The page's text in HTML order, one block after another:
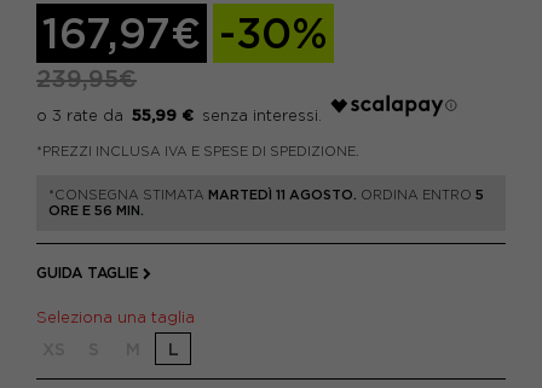
167,97€ -30%
239,95€
55,99 €
*PREZZI INCLUSA IVA E SPESE DI SPEDIZIONE.
*CONSEGNA STIMATA MARTEDÌ 11 AGOSTO. ORDINA ENTRO 5
ORE E 56 MIN.
GUIDA TAGLIE
Seleziona una taglia
L